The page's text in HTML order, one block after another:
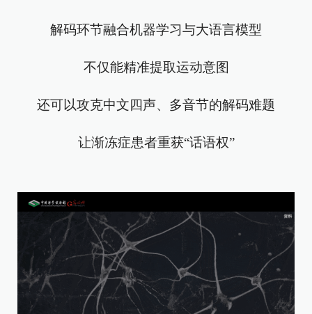
解码环节融合机器学习与大语言模型
不仅能精准提取运动意图
还可以攻克中文四声、多音节的解码难题
让渐冻症患者重获“话语权”